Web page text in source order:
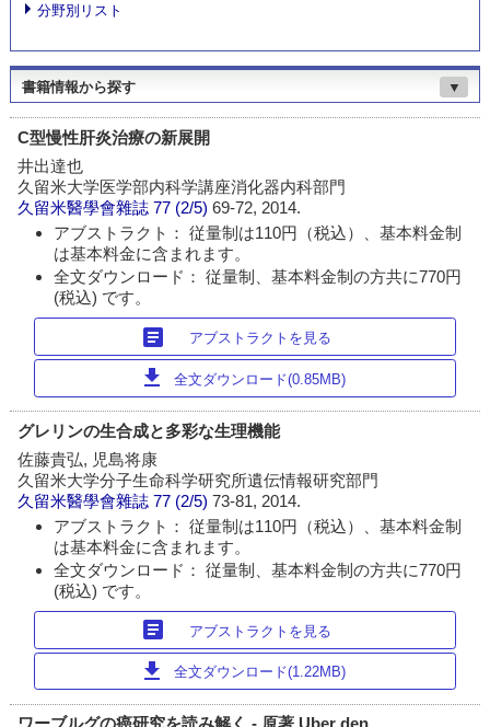
分野別リスト
書籍情報から探す ▼
C型慢性肝炎治療の新展開
井出達也
久留米大学医学部内科学講座消化器内科部門
久留米醫學會雜誌 77 (2/5)69-72, 2014.
アブストラクト： 従量制は110円（税込）、基本料金制
は基本料金に含まれます。
全文ダウンロード： 従量制、基本料金制の方共に770円
(税込) です。
article アブストラクトを見る
download 全文ダウンロード(0.85MB)
グレリンの生合成と多彩な生理機能
佐藤貴弘, 児島将康
久留米大学分子生命科学研究所遺伝情報研究部門
久留米醫學會雜誌 77 (2/5)73-81, 2014.
アブストラクト： 従量制は110円（税込）、基本料金制
は基本料金に含まれます。
全文ダウンロード： 従量制、基本料金制の方共に770円
(税込) です。
article アブストラクトを見る
download 全文ダウンロード(1.22MB)